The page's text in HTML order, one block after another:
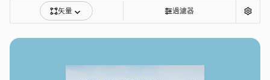
矢量 過濾器